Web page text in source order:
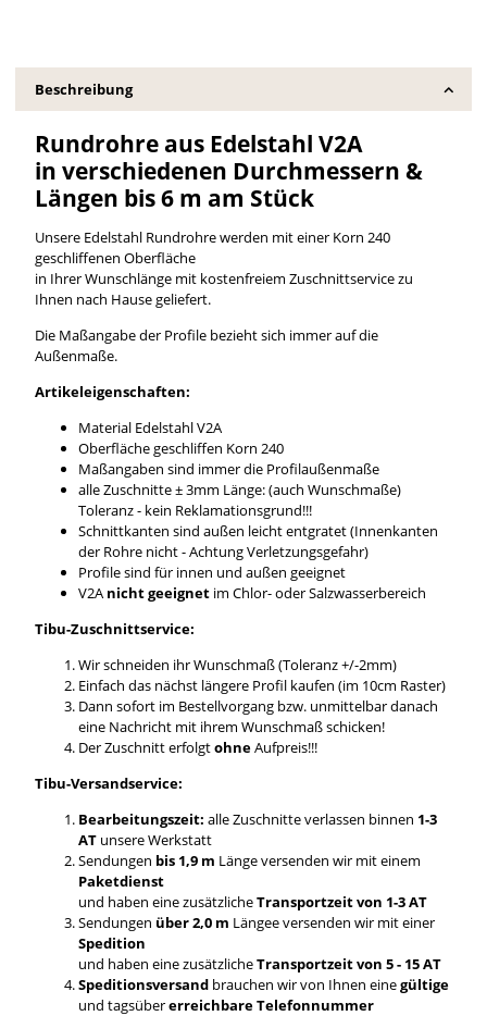
Beschreibung
Rundrohre aus Edelstahl V2A
in verschiedenen Durchmessern &
Längen bis 6 m am Stück
Unsere Edelstahl Rundrohre werden mit einer Korn 240
geschliffenen Oberfläche
in Ihrer Wunschlänge mit kostenfreiem Zuschnittservice zu
Ihnen nach Hause geliefert.
Die Maßangabe der Profile bezieht sich immer auf die
Außenmaße.
Artikeleigenschaften:
Material Edelstahl V2A
Oberfläche geschliffen Korn 240
Maßangaben sind immer die Profilaußenmaße
alle Zuschnitte ± 3mm Länge: (auch Wunschmaße)
Toleranz - kein Reklamationsgrund!!!
Schnittkanten sind außen leicht entgratet (Innenkanten
der Rohre nicht - Achtung Verletzungsgefahr)
Profile sind für innen und außen geeignet
V2A nicht geeignet im Chlor- oder Salzwasserbereich
Tibu-Zuschnittservice:
Wir schneiden ihr Wunschmaß (Toleranz +/-2mm)
Einfach das nächst längere Profil kaufen (im 10cm Raster)
Dann sofort im Bestellvorgang bzw. unmittelbar danach
eine Nachricht mit ihrem Wunschmaß schicken!
Der Zuschnitt erfolgtohneAufpreis!!!
Tibu-Versandservice:
Bearbeitungszeit: alle Zuschnitte verlassen binnen 1-3
AT unsere Werkstatt
Sendungen bis 1,9 m Länge versenden wir mit einem
Paketdienst
und haben eine zusätzlicheTransportzeit von 1-3 AT
Sendungen über 2,0 m Längee versenden wir mit einer
Spedition
und haben eine zusätzlicheTransportzeit von 5 - 15 AT
Speditionsversandbrauchen wir von Ihnen einegültige
und tagsübererreichbare Telefonnummer